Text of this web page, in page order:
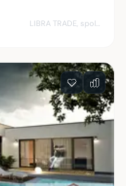
LIBRA TRADE, spol.s.r.o.